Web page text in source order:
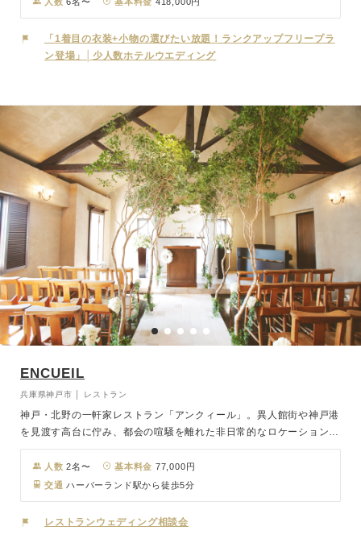
「1着目の衣装+小物の選びたい放題！ランクアップフリープラ
ン登場」│少人数ホテルウエディング
ENCUEIL
兵庫県神戸市 │ レストラン
神戸・北野の一軒家レストラン「アンクィール」。異人館街や神戸港
を見渡す高台に佇み、都会の喧騒を離れた非日常的なロケーションが
魅力です。クラシックとモダンが融合した邸宅風の建物は、ヨーロッ
パの洋館を思わせる優雅なたたずまいで、貸切ウェディングや大切な
会食に最適です。木の温もりとアンティーク調のインテリアが醸す落
ち着いた空間には、大きな窓からやわらかな自然光が差し込み、開放
感と温かみを演出。少人数から中規模のパーティまで柔軟に対応が可
人数 2名〜 基本料金 77,000円
交通 ハーバーランド駅から徒歩5分
レストランウェディング相談会